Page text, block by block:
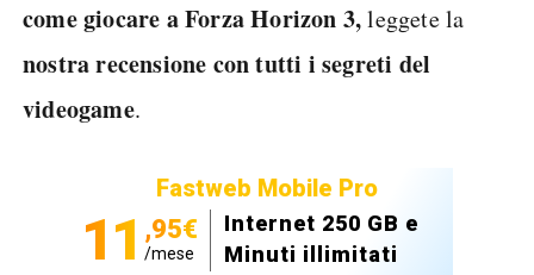
come giocare a Forza Horizon 3,leggete la
nostra recensione con tutti i segreti del
videogame.
Fastweb Mobile Pro
11 ,95€
/mese
Internet 250 GB e
Minuti illimitati